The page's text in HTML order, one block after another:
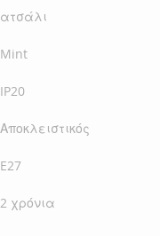
ατσάλι
Mint
IP20
Αποκλειστικός
E27
2 χρόνια